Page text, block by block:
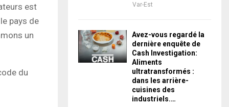
est
pays de
un
du
Var-Est
Avez-vous regardé la
dernière enquête de
Cash Investigation:
Aliments
ultratransformés :
dans les arrière-
cuisines des
industriels.…